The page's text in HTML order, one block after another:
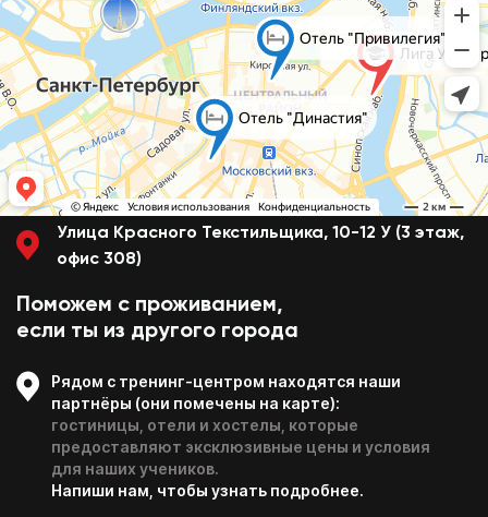
Поможем с проживанием,
если ты из другого города
Рядом с тренинг-центром находятся наши
партнёры (они помечены на карте):
гостиницы, отели и хостелы, которые
предоставляют эксклюзивные цены и условия
для наших учеников.
Напиши нам, чтобы узнать подробнее.
Улица Красного Текстильщика, 10-12 У (3 этаж,
офис 308)